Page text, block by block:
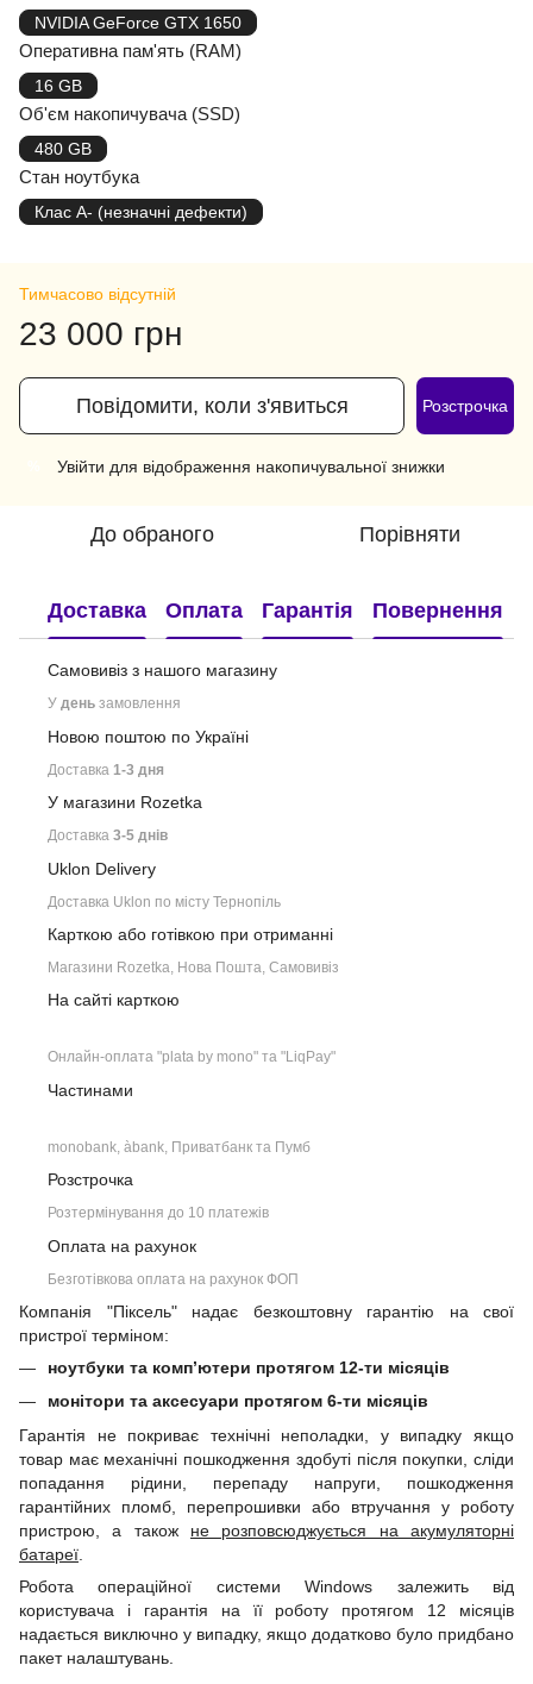
NVIDIA GeForce GTX 1650
Оперативна пам'ять (RAM)
16 GB
Об'єм накопичувача (SSD)
480 GB
Стан ноутбука
Клас A- (незначні дефекти)
Тимчасово відсутній
23 000 грн
Повідомити, коли з'явиться Розстрочка
Увійти для відображення накопичувальної знижки
До обраного Порівняти
Доставка Оплата Гарантія Повернення
Самовивіз з нашого магазину
У день замовлення
Новою поштою по Україні
Доставка 1-3 дня
У магазини Rozetka
Доставка 3-5 днів
Uklon Delivery
Доставка Uklon по місту Тернопіль
Карткою або готівкою при отриманні
Магазини Rozetka, Нова Пошта, Самовивіз
На сайті карткою
Онлайн-оплата "plata by mono" та "LiqPay"
Частинами
monobank, àbank, Приватбанк та Пумб
Розстрочка
Розтермінування до 10 платежів
Оплата на рахунок
Безготівкова оплата на рахунок ФОП
Компанія "Піксель" надає безкоштовну гарантію на свої
пристрої терміном:
ноутбуки та комп’ютери протягом 12-ти місяців
монітори та аксесуари протягом 6-ти місяців
Гарантія не покриває технічні неполадки, у випадку якщо
товар має механічні пошкодження здобуті після покупки, сліди
попадання рідини, перепаду напруги, пошкодження
гарантійних пломб, перепрошивки або втручання у роботу
пристрою, а також не розповсюджується на акумуляторні
батареї
Робота операційної системи Windows залежить від
користувача і гарантія на її роботу протягом 12 місяців
надається виключно у випадку, якщо додатково було придбано
пакет налаштувань.